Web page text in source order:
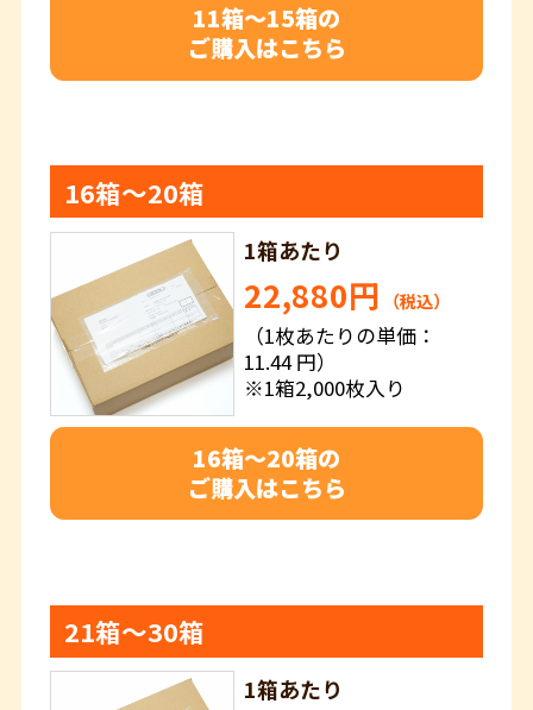
11箱～15箱の
ご購入はこちら
16箱～20箱
1箱あたり
22,880円 （税込）
（1枚あたりの単価：
11.44 円）
※1箱2,000枚入り
16箱～20箱の
ご購入はこちら
21箱～30箱
1箱あたり